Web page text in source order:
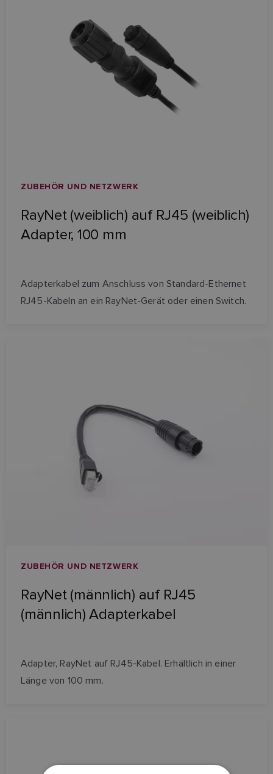
ZUBEHÖR UND NETZWERK
RayNet (weiblich) auf RJ45 (weiblich)
Adapter, 100 mm
Adapterkabel zum Anschluss von Standard-Ethernet
RJ45-Kabeln an ein RayNet-Gerät oder einen Switch.
ZUBEHÖR UND NETZWERK
RayNet (männlich) auf RJ45
(männlich) Adapterkabel
Adapter, RayNet auf RJ45-Kabel. Erhältlich in einer
Länge von 100 mm.